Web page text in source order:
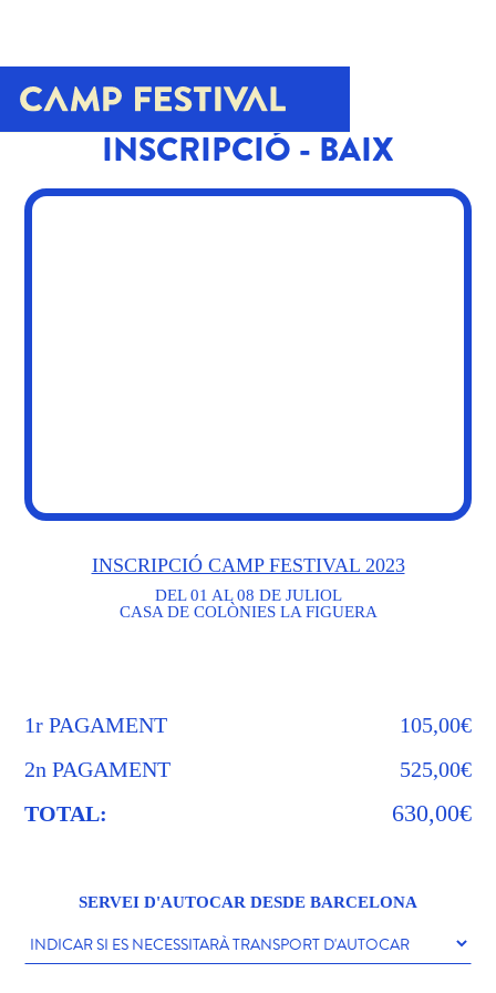
INSCRIPCIÓ - BAIX
INSCRIPCIÓ CAMP FESTIVAL 2023
DEL 01 AL 08 DE JULIOL
CASA DE COLÒNIES LA FIGUERA
1r PAGAMENT
105,00€
2n PAGAMENT
525,00€
TOTAL:
630,00€
SERVEI D'AUTOCAR DESDE BARCELONA